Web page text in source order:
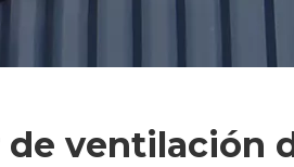
ventilación